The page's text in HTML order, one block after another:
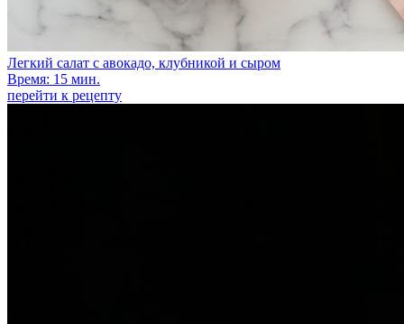
Легкий салат с авокадо, клубникой и сыром
Время: 15 мин.
перейти к рецепту